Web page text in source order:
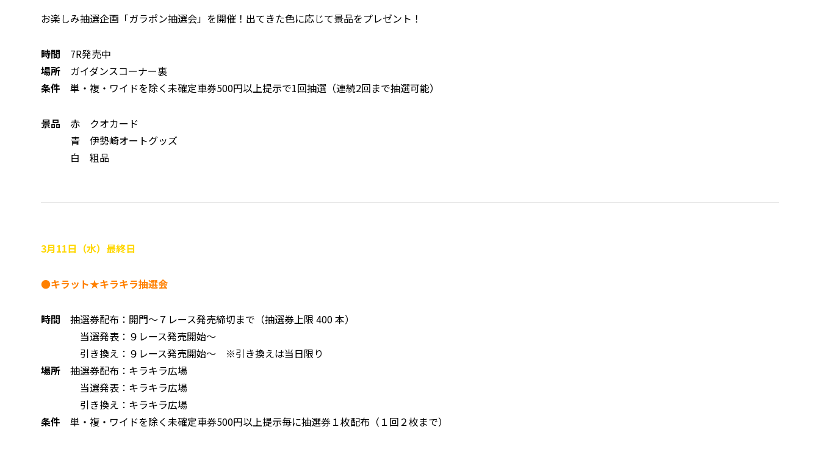
お楽しみ抽選企画「ガラポン抽選会」を開催！出てきた色に応じて景品をプレゼント！
時間 7R発売中
場所 ガイダンスコーナー裏
条件 単・複・ワイドを除く未確定車券500円以上提示で1回抽選（連続2回まで抽選可能）
景品 赤 クオカード
青 伊勢崎オートグッズ
白 粗品
3月11日（水）最終日
●キラット★キラキラ抽選会
時間 抽選券配布：開門～７レース発売締切まで（抽選券上限 400 本）
当選発表：９レース発売開始～
引き換え：９レース発売開始～ ※引き換えは当日限り
場所 抽選券配布：キラキラ広場
当選発表：キラキラ広場
引き換え：キラキラ広場
条件 単・複・ワイドを除く未確定車券500円以上提示毎に抽選券１枚配布（１回２枚まで）